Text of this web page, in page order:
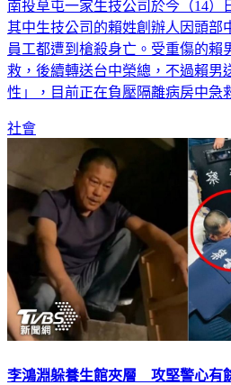
南投草屯一家生技公司於今（14）
其中生技公司的賴姓創辦人因頭部
員工都遭到槍殺身亡。受重傷的賴
救，後續轉送台中榮總，不過賴男
性」，目前正在負壓隔離病房中急
社會
李鴻淵躲養生館夾層 攻堅警心有